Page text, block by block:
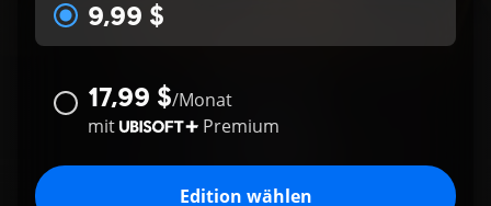
9,99 $
17,99 $/Monat
mit
Premium
Edition wählen